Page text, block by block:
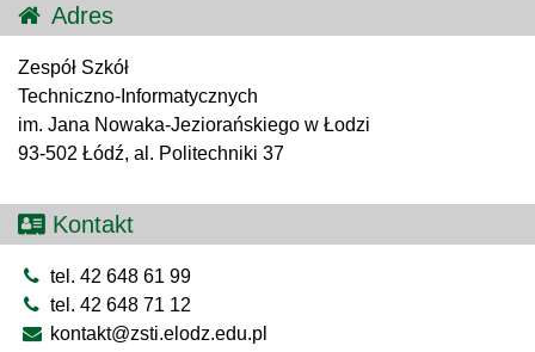
Adres
Zespół Szkół
Techniczno-Informatycznych
im. Jana Nowaka-Jeziorańskiego w Łodzi
93-502 Łódź, al. Politechniki 37
Kontakt
tel. 42 648 61 99
tel. 42 648 71 12
kontakt@zsti.elodz.edu.pl